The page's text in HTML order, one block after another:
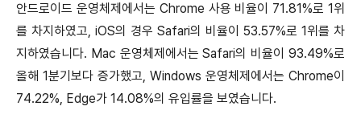
안드로이드 운영체제에서는 Chrome 사용 비율이 71.81%로 1위
를 차지하였고, iOS의 경우 Safari의 비율이 53.57%로 1위를 차
지하였습니다. Mac 운영체제에서는 Safari의 비율이 93.49%로
올해 1분기보다 증가했고, Windows 운영체제에서는 Chrome이
74.22%, Edge가 14.08%의 유입률을 보였습니다.